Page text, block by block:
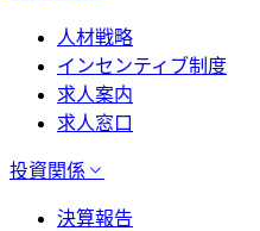
人材戦略
インセンティブ制度
求人案内
求人窓口
投資関係
決算報告